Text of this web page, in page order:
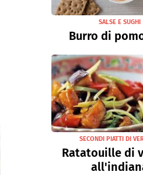
SALSE E SUGHI
Burro di
SECONDI PIATTI DI
Ratatouille di